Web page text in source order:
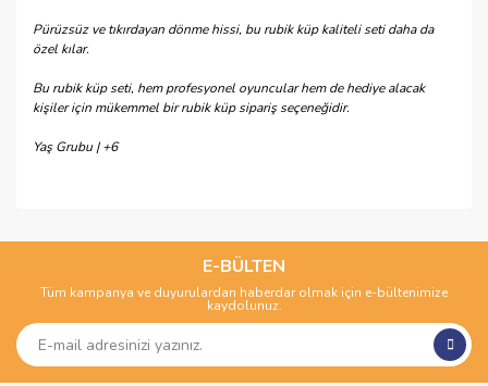
Pürüzsüz ve tıkırdayan dönme hissi, bu rubik küp kaliteli seti daha da
özel kılar.
Bu rubik küp seti, hem profesyonel oyuncular hem de hediye alacak
kişiler için mükemmel bir rubik küp sipariş seçeneğidir.
Yaş Grubu | +6
Yorum Yaz
kullanarak tarafımıza iletebilirsiniz.
Görüş ve önerileriniz için teşekkür ederiz.
Ürün açıklamasında eksik bilgiler bulunuyor.
Ürün bilgilerinde hatalar bulunuyor.
E-BÜLTEN
Tüm kampanya ve duyurulardan haberdar olmak için e-bültenimize
kaydolunuz.